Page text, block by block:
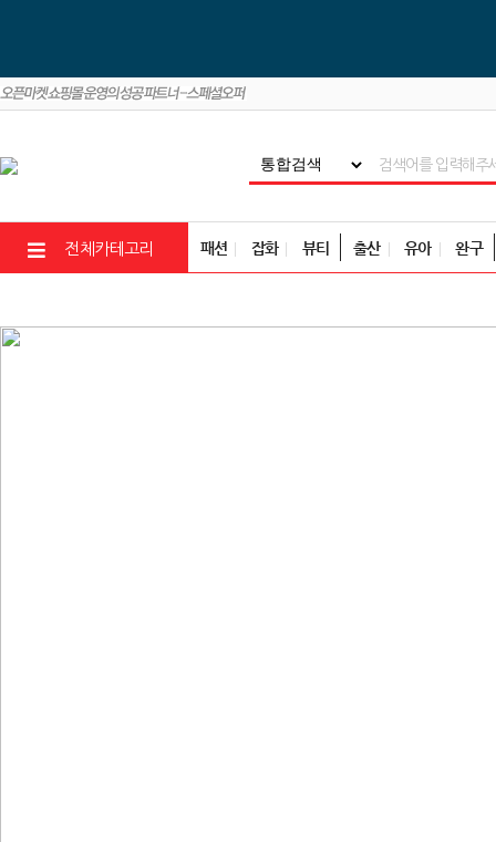
전체카테고리 패션 잡화 뷰티 출산 유아 완구